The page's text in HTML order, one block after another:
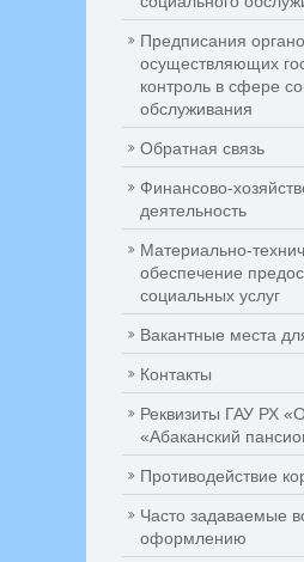
Предписания
осуществляющих
контроль в сфере
обслуживания
Обратная связь
Финансово-
деятельность
Материально-
обеспечение
социальных услуг
Вакантные места
Контакты
Реквизиты ГАУ РХ
«Абаканский
Противодействие
Часто задаваемые
оформлению